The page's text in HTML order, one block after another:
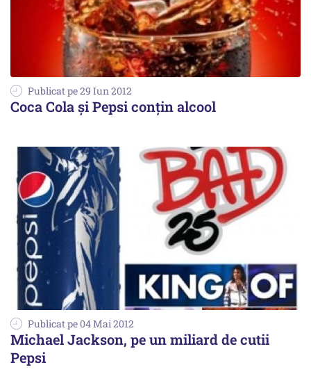
Publicat pe 29 Iun 2012
Coca Cola şi Pepsi conţin alcool
Publicat pe 04 Mai 2012
Michael Jackson, pe un miliard de cutii
Pepsi